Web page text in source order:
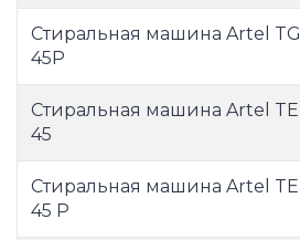
Стиральная машина Artel TG
45P
Стиральная машина Artel TЕ
45
Стиральная машина Artel TЕ
45 Р